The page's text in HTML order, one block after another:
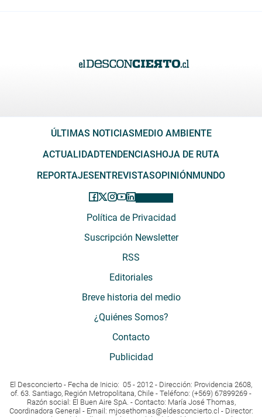
ÚLTIMAS NOTICIAS MEDIO AMBIENTE
ACTUALIDADTENDENCIAS HOJA DE RUTA
REPORTAJES ENTREVISTASOPINIÓN MUNDO
Política de Privacidad
Suscripción Newsletter
RSS
Editoriales
Breve historia del medio
¿Quiénes Somos?
Contacto
Publicidad
El Desconcierto - Fecha de Inicio: 05 - 2012 - Dirección: Providencia 2608,
of. 63. Santiago, Región Metropolitana, Chile - Teléfono: (+569) 67899269 -
Razón social: El Buen Aire SpA. - Contacto: María José Thomas,
Coordinadora General - Email: mjosethomas@eldesconcierto.cl - Director: